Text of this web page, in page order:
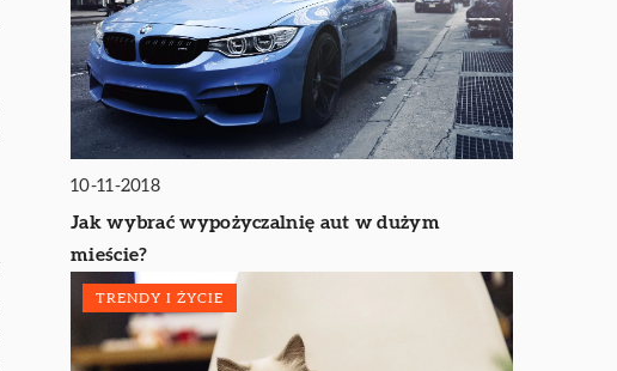
10-11-2018
Jak wybrać wypożyczalnię aut w dużym
mieście?
TRENDY I ŻYCIE